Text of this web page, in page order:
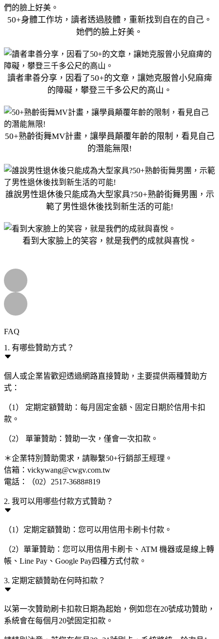
50+身體工作坊，讀者透過肢體，重新找到自在的自己。
她們的臉上好美。
讀者聿善分享，因看了50+的文章，讓她克服曾小兒麻痺
的障礙，攀登三千多公尺的高山。
50+熟齡街舞MV計畫，讓學員顛覆年齡的限制，看見自己
的潛能無限!
誰說男性退休後只能成為大型家具?50+熟齡街舞男團，示
範了男性退休後找到新生活的可能!
看到大家臉上的笑容，就是我們的成就與喜悅。
FAQ
1. 有哪些贊助方式？
個人或企業皆歡迎透過網路直接贊助，主要提供兩種贊助方
式：
（1） 定期定額贊助：每月固定金額、固定日期於信用卡扣
款。
（2） 單筆贊助：贊助一次，僅會一次扣款。
＊企業特別贊助需求，請聯繫50+行銷部王經理。
信箱：vickywang@cwgv.com.tw
電話：（02）2517-3688#819
2. 我可以用哪些付款方式贊助？
（1）定期定額贊助：您可以用信用卡刷卡付款。
（2）單筆贊助：您可以用信用卡刷卡、ATM 機器或是線上轉
帳、Line Pay、Google Pay四種方式付款。
3. 定期定額贊助在何時扣款？
以第一次贊助刷卡扣款日期為起始，例如您在20號成功贊助，
系統會在每個月20號固定扣款。